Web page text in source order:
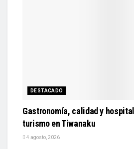
DESTACADO
Gastronomía, calidad y
turismo en Tiwanaku
4 agosto, 2026